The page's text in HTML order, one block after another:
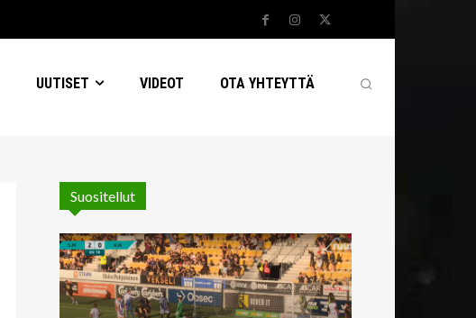
UUTISET VIDEOT OTA YHTEYTTÄ
Suositellut